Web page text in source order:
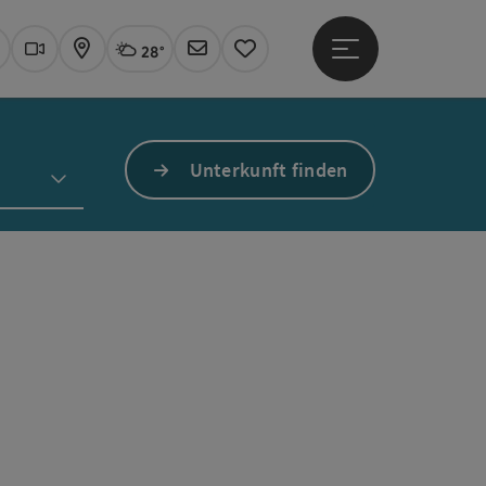
Webcams
KarteAktuelles Wetter Linz, wolkig
28°
Newsletter
Merkzettel
Hauptmenü öffnen
Unterkunft finden